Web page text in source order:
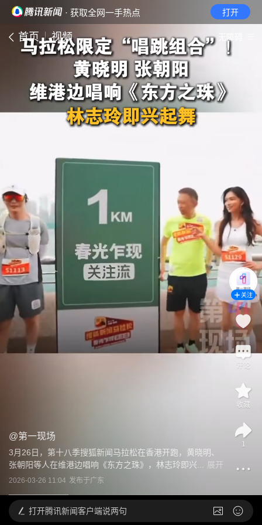
· 获取全网一手热点 打开
首页 视频
@第一现场
3月26日，第十八季搜狐新闻马拉松在香港开跑，黄晓明、
张朝阳等人在维港边唱响《东方之珠》，林志玲即兴...
展开
2026-03-26 11:04 发布于广东
关注
评论
收藏
1
打开腾讯新闻客户端说两句